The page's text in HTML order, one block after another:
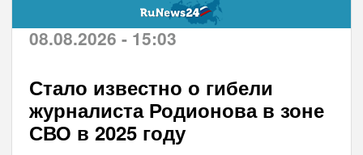
08.08.2026 - 15:03
Стало известно о гибели
журналиста Родионова в зоне
СВО в 2025 году